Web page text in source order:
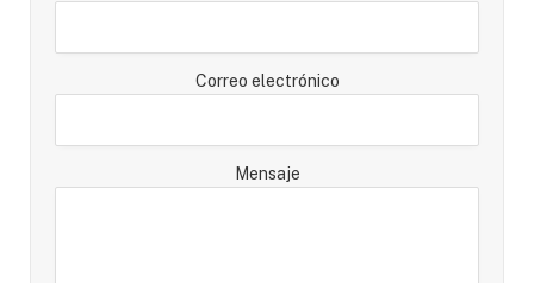
Correo electrónico
Mensaje